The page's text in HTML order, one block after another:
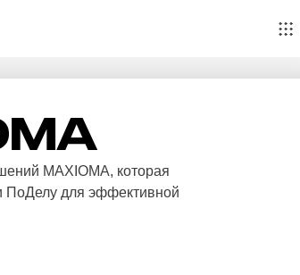
MAXIOMA, которая
ПоДелу для эффективной